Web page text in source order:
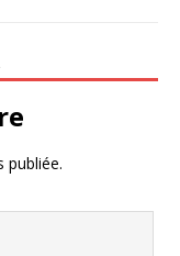
publiée.